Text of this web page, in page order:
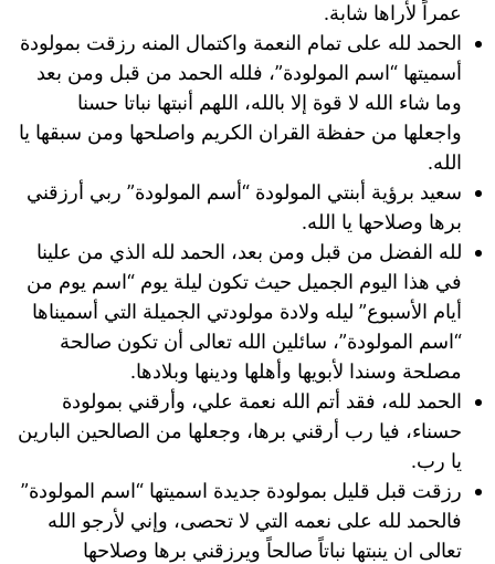
عمراً لأراها شابة.
الحمد لله على تمام النعمة واكتمال المنه رزقت بمولودة
أسميتها “اسم المولودة”، فلله الحمد من قبل ومن بعد
وما شاء الله لا قوة إلا بالله، اللهم أنبتها نباتا حسنا
واجعلها من حفظة القران الكريم واصلحها ومن سبقها يا
الله.
سعيد برؤية أبنتي المولودة “أسم المولودة” ربي أرزقني
برها وصلاحها يا الله.
لله الفضل من قبل ومن بعد، الحمد لله الذي من علينا
في هذا اليوم الجميل حيث تكون ليلة يوم “اسم يوم من
أيام الأسبوع” ليله ولادة مولودتي الجميلة التي أسميناها
“اسم المولودة”، سائلين الله تعالى أن تكون صالحة
مصلحة وسندا لأبويها وأهلها ودينها وبلادها.
الحمد لله، فقد أتم الله نعمة علي، وأرقني بمولودة
حسناء، فيا رب أرقني برها، وجعلها من الصالحين البارين
يا رب.
رزقت قبل قليل بمولودة جديدة اسميتها “اسم المولودة”
فالحمد لله على نعمه التي لا تحصى، وإني لأرجو الله
تعالى ان ينبتها نباتاً صالحاً ويرزقني برها وصلاحها